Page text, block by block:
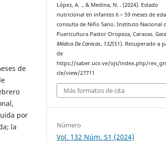
de
por
la
López, A. ., & Medina, N. . (2024). Estado
nutricional en infantes 6 – 59 meses de
consulta de Niño Sano. Instituto Nacional
Puericultura Pastor Oropeza, Caracas.
Médica De Caracas, 132(S1). Recuperado a
de
https://saber.ucv.ve/ojs/index.php/
cle/view/27711
Más formatos de cita
Número
Vol. 132 Núm. S1 (2024)